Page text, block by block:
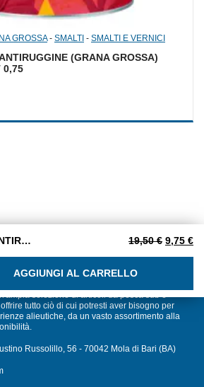
GROSSA- SMALTI - SMALTI E VERNICI
(GRANA GROSSA)
0,75
era: 19,50 €.
attuale è: 9,75 €.
MICOFER SMALTO ANTIRUGGINE BRILLANTE LT. 0,75 BIANCO 19,50€ Il
9,75 €Il
AGGIUNGI AL CARRELLO
selezione di articoli da pesca sub e
tutto ciò di cui potresti aver bisogno per
alieutiche, da un vasto assortimento alla
Russolillo, 56 - 70042 Mola di Bari (BA)